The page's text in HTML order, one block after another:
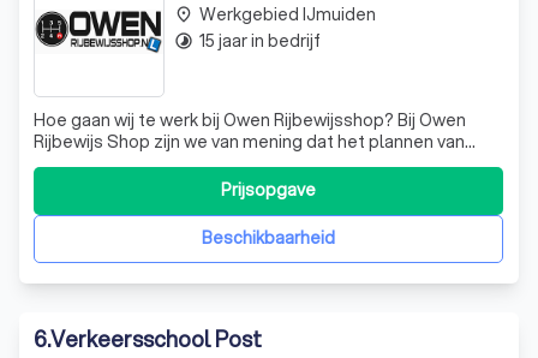
Hoe gaan wij te werk bij Owen Rijbewijsshop? Bij Owen
Rijbewijs Shop zijn we van mening dat het plannen van
rijlessen voor je autorijbewijs vooral erg eenvoudig dient
te zijn. Door de administratieve rompslomp zoveel
mogelijk uit handen te nemen zorgen we ervoor dat jij je
kunt richten op de praktiBeschikbaarheid
Prijsopgave
place Werkgebied IJmuiden
timelapse 15 jaar in bedrijf
6.Verkeersschool Post